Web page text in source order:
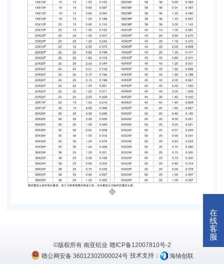
在
线
客
服
©版权所有 南亚铝业 赣ICP备12007810号-2
赣公网安备 36012302000024号 技术支持： 海纳创联